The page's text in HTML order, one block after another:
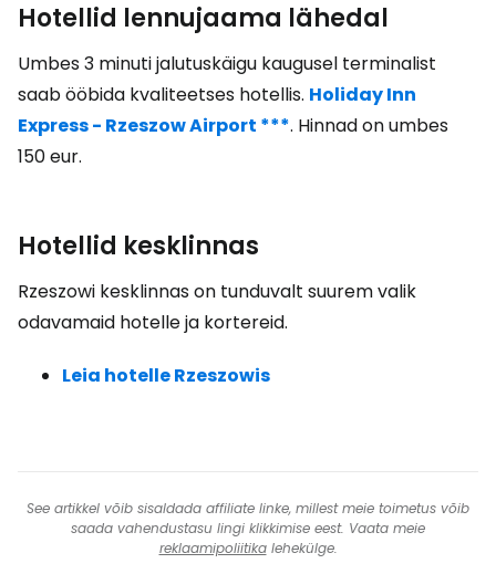
Hotellid lennujaama lähedal
Umbes 3 minuti jalutuskäigu kaugusel terminalist
saab ööbida kvaliteetses hotellis. Holiday Inn
Express - Rzeszow Airport ***. Hinnad on umbes
150 eur.
Hotellid kesklinnas
Rzeszowi kesklinnas on tunduvalt suurem valik
odavamaid hotelle ja kortereid.
Leia hotelle Rzeszowis
See artikkel võib sisaldada affiliate linke, millest meie toimetus võib
saada vahendustasu lingi klikkimise eest. Vaata meie
reklaamipoliitikalehekülge.